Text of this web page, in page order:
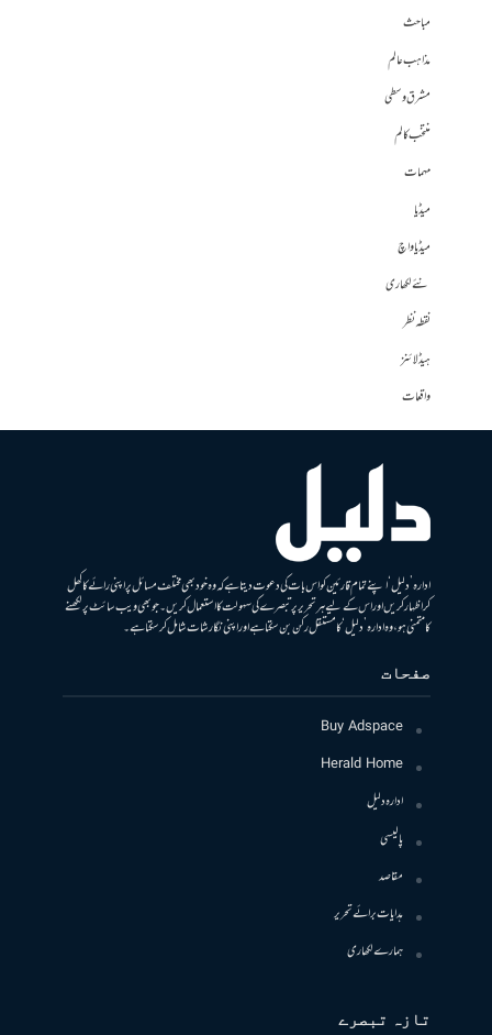
مباحث
مذاہب عالم
مشرق وسطی
منتخب کالم
مہمات
میڈیا
میڈیا واچ
نئے لکھاری
نقطہ نظر
ہیڈلائنز
واقعات
ادارہ ’دلیل‘ اپنے تمام قارئین کو اس بات کی دعوت دیتا ہے کہ وہ خود بھی مختلف مسائل پر اپنی رائے کا کھل
کر اظہار کریں اور اس کے لیے ہر تحریر پر تبصرے کی سہولت کا استعمال کریں۔ جو بھی ویب سائٹ پر لکھنے
کا متمنی ہو، وہ ادارہ ’دلیل‘ کا مستقل رکن بن سکتا ہے اور اپنی نگارشات شامل کرسکتا ہے۔
صفحات
Buy Adspace
Herald Home
ادارہ دلیل
پالیسی
مقاصد
ہدایات برائے تحریر
ہمارے لکھاری
تازہ تبصرے